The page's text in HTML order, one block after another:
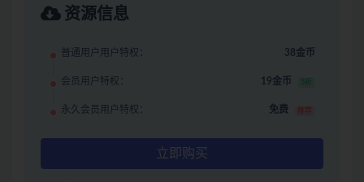
资源信息
普通用户用户特权： 38金币
会员用户特权： 19金币 5折
永久会员用户特权： 免费 推荐
立即购买